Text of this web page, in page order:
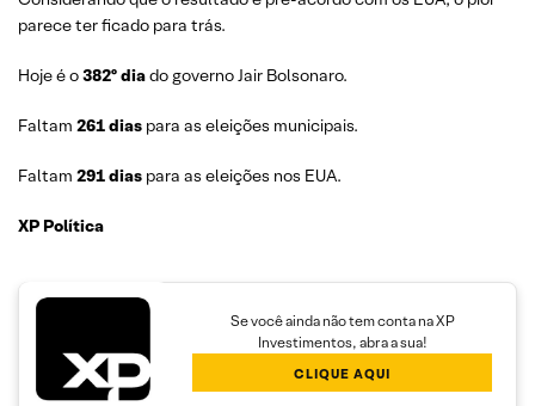
parece ter ficado para trás.
Hoje é o382º diado governo Jair Bolsonaro.
Faltam 261 dias para as eleições municipais.
Faltam 291 dias para as eleições nos EUA.
XP Política
Se você ainda não tem conta na XP
Investimentos, abra a sua!
CLIQUE AQUI